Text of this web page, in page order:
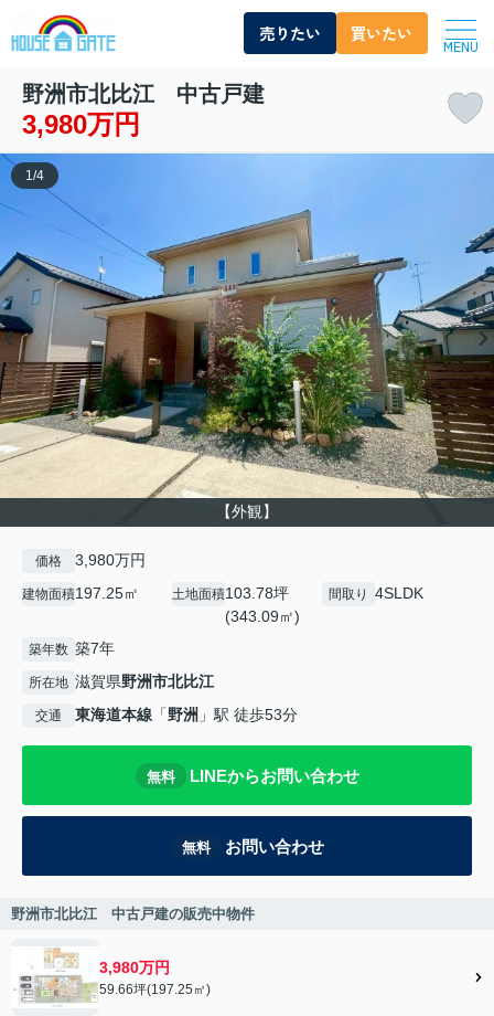
売りたい 買いたい
MENU
野洲市北比江 中古戸建
3,980万円
【外観】
1 /4
価格 3,980万円
建物面積197.25㎡ 土地面積103.78坪
(343.09㎡)
間取り 4SLDK
築年数 築7年
所在地 滋賀県野洲市北比江
交通 東海道本線 「野洲 」駅 徒歩53分
無料 LINEからお問い合わせ
無料 お問い合わせ
野洲市北比江 中古戸建の販売中物件
3,980万円
59.66坪(197.25㎡)